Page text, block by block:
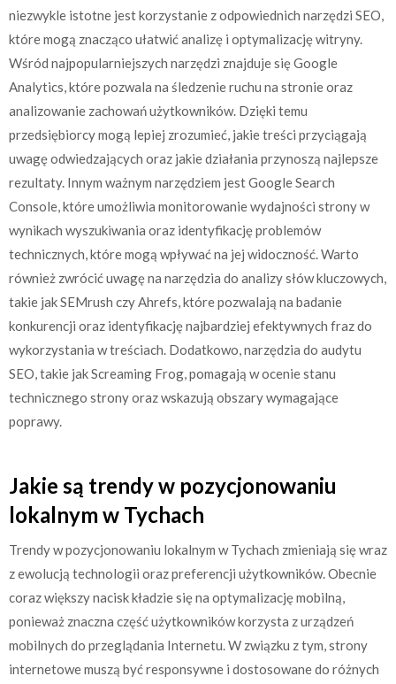
niezwykle istotne jest korzystanie z odpowiednich narzędzi SEO,
które mogą znacząco ułatwić analizę i optymalizację witryny.
Wśród najpopularniejszych narzędzi znajduje się Google
Analytics, które pozwala na śledzenie ruchu na stronie oraz
analizowanie zachowań użytkowników. Dzięki temu
przedsiębiorcy mogą lepiej zrozumieć, jakie treści przyciągają
uwagę odwiedzających oraz jakie działania przynoszą najlepsze
rezultaty. Innym ważnym narzędziem jest Google Search
Console, które umożliwia monitorowanie wydajności strony w
wynikach wyszukiwania oraz identyfikację problemów
technicznych, które mogą wpływać na jej widoczność. Warto
również zwrócić uwagę na narzędzia do analizy słów kluczowych,
takie jak SEMrush czy Ahrefs, które pozwalają na badanie
konkurencji oraz identyfikację najbardziej efektywnych fraz do
wykorzystania w treściach. Dodatkowo, narzędzia do audytu
SEO, takie jak Screaming Frog, pomagają w ocenie stanu
technicznego strony oraz wskazują obszary wymagające
poprawy.
Jakie są trendy w pozycjonowaniu
lokalnym w Tychach
Trendy w pozycjonowaniu lokalnym w Tychach zmieniają się wraz
z ewolucją technologii oraz preferencji użytkowników. Obecnie
coraz większy nacisk kładzie się na optymalizację mobilną,
ponieważ znaczna część użytkowników korzysta z urządzeń
mobilnych do przeglądania Internetu. W związku z tym, strony
internetowe muszą być responsywne i dostosowane do różnych